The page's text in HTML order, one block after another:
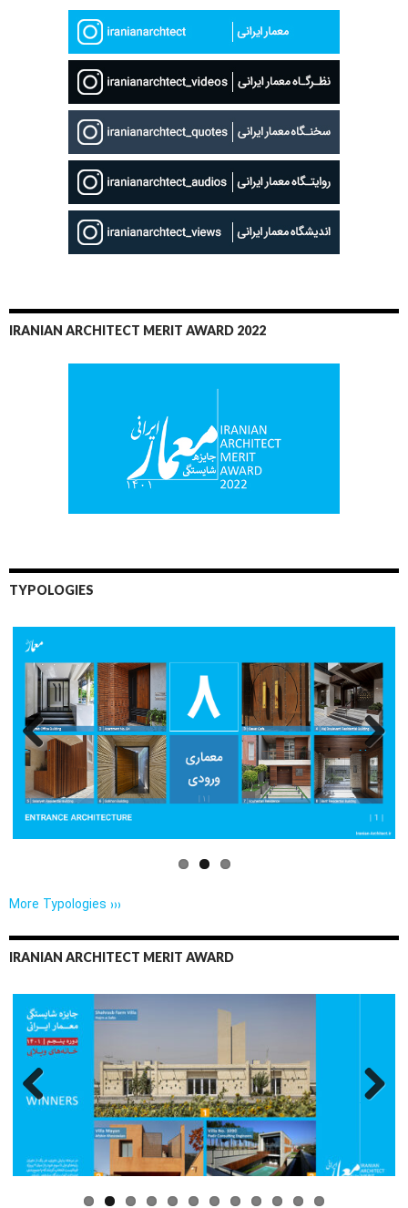
IRANIAN ARCHITECT MERIT AWARD 2022
TYPOLOGIES
Previo
us
Next
More Typologies ›››
IRANIAN ARCHITECT MERIT AWARD
Previo Next